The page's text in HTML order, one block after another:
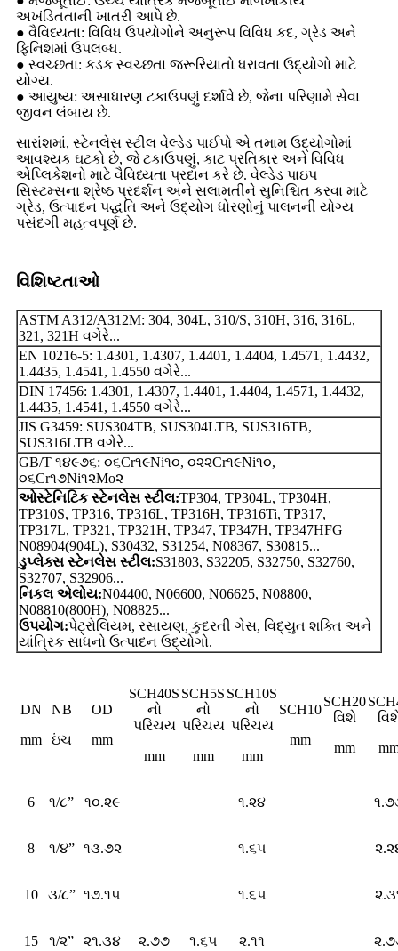
અખંડિતતાની ખાતરી આપે છે.
● વૈવિધ્યતા: વિવિધ ઉપયોગોને અનુરૂપ વિવિધ કદ, ગ્રેડ અને
ફિનિશમાં ઉપલબ્ધ.
● સ્વચ્છતા: કડક સ્વચ્છતા જરૂરિયાતો ધરાવતા ઉદ્યોગો માટે
યોગ્ય.
● આયુષ્ય: અસાધારણ ટકાઉપણું દર્શાવે છે, જેના પરિણામે સેવા
જીવન લંબાય છે.
સારાંશમાં, સ્ટેનલેસ સ્ટીલ વેલ્ડેડ પાઈપો એ તમામ ઉદ્યોગોમાં
આવશ્યક ઘટકો છે, જે ટકાઉપણું, કાટ પ્રતિકાર અને વિવિધ
એપ્લિકેશનો માટે વૈવિધ્યતા પ્રદાન કરે છે. વેલ્ડેડ પાઇપ
સિસ્ટમ્સના શ્રેષ્ઠ પ્રદર્શન અને સલામતીને સુનિશ્ચિત કરવા માટે
ગ્રેડ, ઉત્પાદન પદ્ધતિ અને ઉદ્યોગ ધોરણોનું પાલનની યોગ્ય
પસંદગી મહત્વપૂર્ણ છે.
વિશિષ્ટતાઓ
ASTM A312/A312M: 304, 304L, 310/S, 310H, 316, 316L,
321, 321H વગેરે...
EN 10216-5: 1.4301, 1.4307, 1.4401, 1.4404, 1.4571, 1.4432,
1.4435, 1.4541, 1.4550 વગેરે...
DIN 17456: 1.4301, 1.4307, 1.4401, 1.4404, 1.4571, 1.4432,
1.4435, 1.4541, 1.4550 વગેરે...
JIS G3459: SUS304TB, SUS304LTB, SUS316TB,
SUS316LTB વગેરે...
GB/T ૧૪૯૭૬: ૦૬Cr૧૯Ni૧૦, ૦૨૨Cr૧૯Ni૧૦,
૦૬Cr૧૭Ni૧૨Mo૨
ઓસ્ટેનિટિક સ્ટેનલેસ સ્ટીલ:TP304, TP304L, TP304H,
TP310S, TP316, TP316L, TP316H, TP316Ti, TP317,
TP317L, TP321, TP321H, TP347, TP347H, TP347HFG
N08904(904L), S30432, S31254, N08367, S30815...
ડુપ્લેક્સ સ્ટેનલેસ સ્ટીલ:S31803, S32205, S32750, S32760,
S32707, S32906...
નિકલ એલોય:N04400, N06600, N06625, N08800,
N08810(800H), N08825...
ઉપયોગ:પેટ્રોલિયમ, રસાયણ, કુદરતી ગેસ, વિદ્યુત શક્તિ અને
યાંત્રિક સાધનો ઉત્પાદન ઉદ્યોગો.
DN
mm
NB
ઇંચ
OD
mm
SCH40S
નો
પરિચય
mm
SCH5S
નો
પરિચય
mm
SCH10S
નો
પરિચય
mm
SCH10
mm
SCH20
વિશે
mm
6 ૧/૮” ૧૦.૨૯ ૧.૨૪
8 ૧/૪” ૧૩.૭૨ ૧.૬૫
10 ૩/૮” ૧૭.૧૫ ૧.૬૫
15 ૧/૨” ૨૧.૩૪ ૨.૭૭ ૧.૬૫ ૨.૧૧